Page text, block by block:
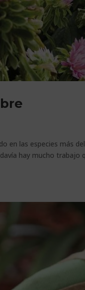
en las especies más
hay mucho trabajo